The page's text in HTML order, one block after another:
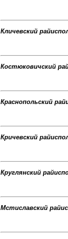
Кличевский
Костюковичский
Краснопольский
Кричевский
Круглянский
Мстиславский